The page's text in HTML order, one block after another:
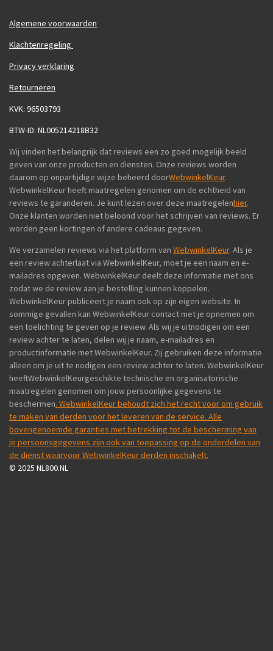
Algemene voorwaarden
Klachtenregeling
Privacy verklaring
Retourneren
KVK: 96503793
BTW-ID: NL005214218B32
Wij vinden het belangrijk dat reviews een zo goed mogelijk beeld
geven van onze producten en diensten. Onze reviews worden
daarom op onpartijdige wijze beheerd doorWebwinkelKeur.
WebwinkelKeur heeft maatregelen genomen om de echtheid van
reviews te garanderen. Je kunt lezen over deze maatregelenhier.
Onze klanten worden niet beloond voor het schrijven van reviews. Er
worden geen kortingen of andere cadeaus gegeven.
We verzamelen reviews via het platform van WebwinkelKeur. Als je
een review achterlaat via WebwinkelKeur, moet je een naam en e-
mailadres opgeven. WebwinkelKeur deelt deze informatie met ons
zodat we de review aan je bestelling kunnen koppelen.
WebwinkelKeur publiceert je naam ook op zijn eigen website. In
sommige gevallen kan WebwinkelKeur contact met je opnemen om
een toelichting te geven op je review. Als wij je uitnodigen om een
review achter te laten, delen wij je naam, e-mailadres en
productinformatie met WebwinkelKeur. Zij gebruiken deze informatie
alleen om je uit te nodigen een review achter te laten. WebwinkelKeur
heeftWebwinkelKeurgeschikte technische en organisatorische
maatregelen genomen om jouw persoonlijke gegevens te
beschermen. WebwinkelKeur behoudt zich het recht voor om gebruik
te maken van derden voor het leveren van de service. Alle
bovengenoemde garanties met betrekking tot de bescherming van
je persoonsgegevens zijn ook van toepassing op de onderdelen van
de dienst waarvoor WebwinkelKeur derden inschakelt.
© 2025 NL800.NL